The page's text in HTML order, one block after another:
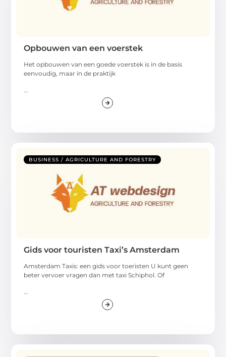
Opbouwen van een voerstek
Het opbouwen van een goede voerstek is in de basis
eenvoudig, maar in de praktijk
BUSINESS / AGRICULTURE AND FORESTRY
Gids voor touristen Taxi’s Amsterdam
Amsterdam Taxis: een gids voor toeristen U kunt geen
beter vervoer vragen dan met taxi Schiphol. Of